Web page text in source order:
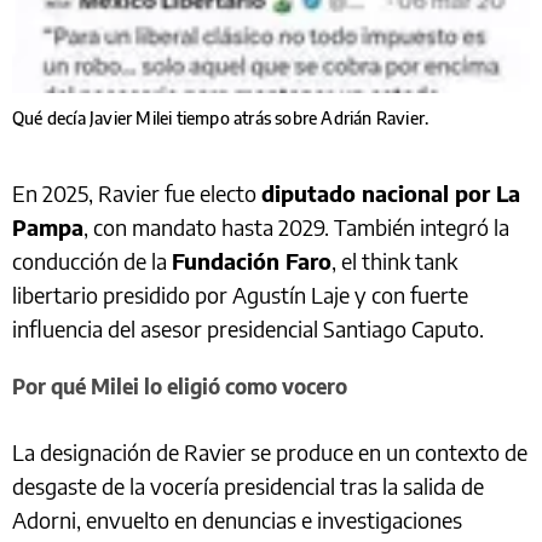
Qué decía Javier Milei tiempo atrás sobre Adrián Ravier.
En 2025, Ravier fue electodiputado nacional por La
Pampa, con mandato hasta 2029. También integró la
conducción de la Fundación Faro, el think tank
libertario presidido por Agustín Laje y con fuerte
influencia del asesor presidencial Santiago Caputo.
Por qué Milei lo eligió como vocero
La designación de Ravier se produce en un contexto de
desgaste de la vocería presidencial tras la salida de
Adorni, envuelto en denuncias e investigaciones